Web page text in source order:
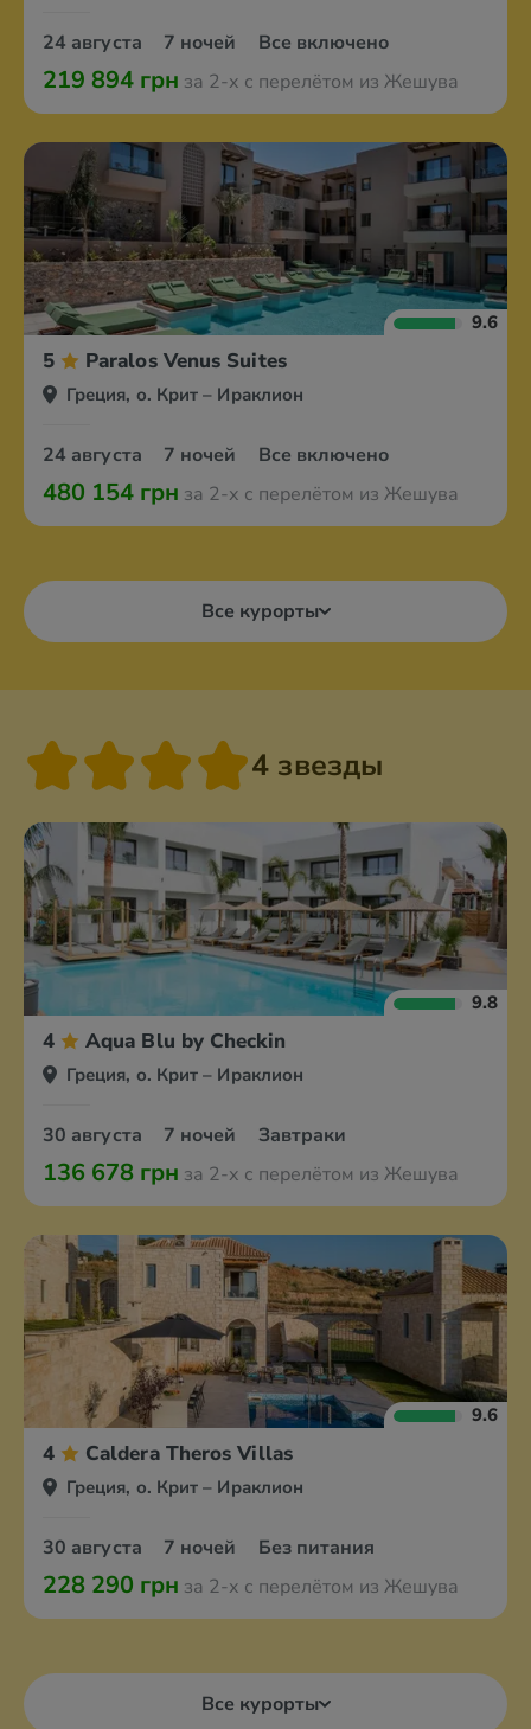
24 августа 7 ночей Все включено
219 894 грн за 2-х с перелётом из Жешува
9.6
5 Paralos Venus Suites
Греция, о. Крит – Ираклион
24 августа 7 ночей Все включено
480 154 грн за 2-х с перелётом из Жешува
Все курорты
4 звезды
9.8
4 Aqua Blu by Checkin
Греция, о. Крит – Ираклион
30 августа 7 ночей Завтраки
136 678 грн за 2-х с перелётом из Жешува
9.6
4 Caldera Theros Villas
Греция, о. Крит – Ираклион
30 августа 7 ночей Без питания
228 290 грн за 2-х с перелётом из Жешува
Все курорты